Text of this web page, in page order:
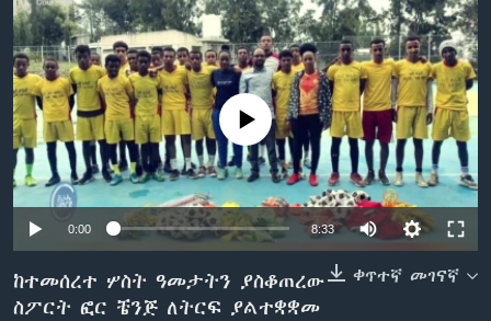
እለፍLearning English
ይከተሉን
ቋንቋዎች
No media source currently available
0:00 8:33
ቀጥተኛ መገናኛ
ከተመሰረተ ሦስት ዓመታትን ያስቆጠረው
ስፖርት ፎር ቼንጅ ለትርፍ ያልተቋቋመ